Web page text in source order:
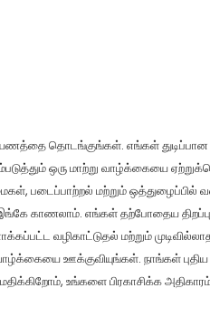
தொடங்குங்கள். எங்கள்
ஒரு மாற்று வாழ்க்கையை
படைப்பாற்றல் மற்றும் ஒத்துழைப்பில்
இங்கே காணலாம். எங்கள் தற்போதைய
வழிகாட்டுதல் மற்றும்
ஊக்குவியுங்கள். நாங்கள்
உங்களை பிரகாசிக்க